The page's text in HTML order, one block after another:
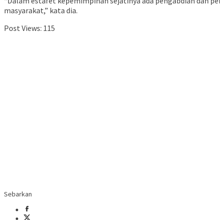
masyarakat,” kata dia.
Post Views: 115
Sebarkan